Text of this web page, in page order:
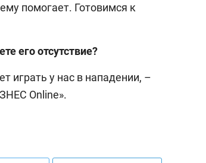
помогает. Готовимся к
его отсутствие?
играть у нас в нападении, –
Online».